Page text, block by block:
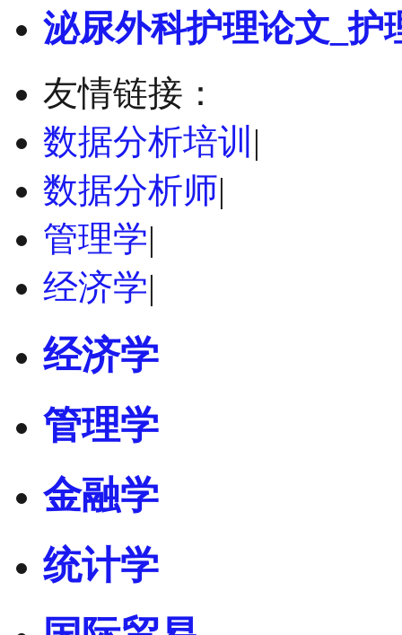
泌尿外科护理论文_护
友情链接：
数据分析培训 |
数据分析师|
管理学|
经济学|
经济学
管理学
金融学
统计学